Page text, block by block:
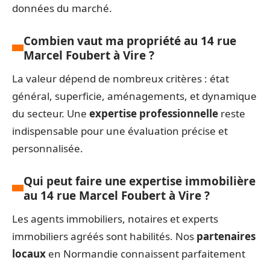
données du marché.
Combien vaut ma propriété au 14 rue
Marcel Foubert à Vire ?
La valeur dépend de nombreux critères : état
général, superficie, aménagements, et dynamique
du secteur. Une expertise professionnelle reste
indispensable pour une évaluation précise et
personnalisée.
Qui peut faire une expertise immobilière
au 14 rue Marcel Foubert à Vire ?
Les agents immobiliers, notaires et experts
immobiliers agréés sont habilités. Nos partenaires
locaux en Normandie connaissent parfaitement